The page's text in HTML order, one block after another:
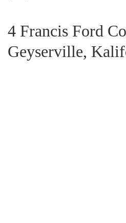
4 Francis Ford
Geyserville,